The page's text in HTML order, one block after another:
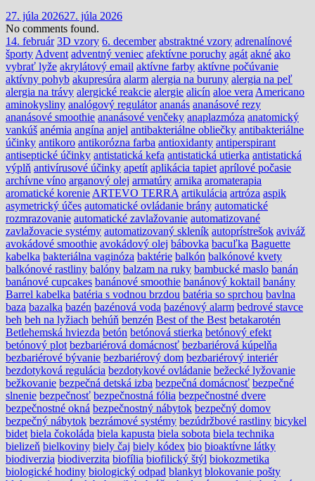
27. júla 202627. júla 2026
No comments found.
14. február 3D vzory 6. december abstraktné vzory adrenalínové
športy Advent adventný veniec afektívne poruchy agát akné ako
vybrať lyže akrylátový email aktívne farby aktívne počúvanie
aktívny pohyb akupresúra alarm alergia na buruny alergia na peľ
alergia na trávy alergické reakcie alergie alicín aloe vera Americano
aminokysliny analógový regulátor ananás ananásové rezy
ananásové smoothie ananásové venčeky anaplazmóza anatomický
vankúš anémia angína anjel antibakteriálne obliečky antibakteriálne
účinky antikoro antikorózna farba antioxidanty antiperspirant
antiseptické účinky antistatická kefa antistatická utierka antistatická
výplň antivírusové účinky apetít aplikácia tapiet aprílové počasie
archívne víno arganový olej armatúry arnika aromaterapia
aromatické korenie ARTEVO TERRA artikulácia artróza aspik
asymetrický účes automatické ovládanie brány automatické
rozmrazovanie automatické zavlažovanie automatizované
zavlažovacie systémy automatizovaný skleník autoprístrešok aviváž
avokádové smoothie avokádový olej bábovka bacuľka Baguette
kabelka bakteriálna vaginóza baktérie balkón balkónové kvety
balkónové rastliny balóny balzam na ruky bambucké maslo banán
banánové cupcakes banánové smoothie banánový koktail banány
Barrel kabelka batéria s vodnou brzdou batéria so sprchou bavlna
baza bazalka bazén bazénová voda bazénový alarm bedrové stavce
beh beh na lyžiach behúň benzén Best of the Best betakarotén
Betlehemská hviezda betón betónová stierka betónový efekt
betónový plot bezbariérová domácnosť bezbariérová kúpelňa
bezbariérové bývanie bezbariérový dom bezbariérový interiér
bezdotyková regulácia bezdotykové ovládanie bežecké lyžovanie
bežkovanie bezpečná detská izba bezpečná domácnosť bezpečné
slnenie bezpečnosť bezpečnostná fólia bezpečnostné dvere
bezpečnostné okná bezpečnostný nábytok bezpečný domov
bezpečný nábytok bezrámové systémy bezúdržbové rastliny bicykel
bidet biela čokoláda biela kapusta biela sobota biela technika
bielizeň bielkoviny biely čaj biely kódex bio bioaktívne látky
biodiverzia biodiverzita biofília biofilický štýl biokozmetika
biologické hodiny biologický odpad blankyt blokovanie pošty